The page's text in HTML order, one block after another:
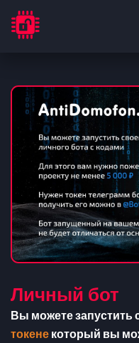
Личный бот
Вы можете запустить
токенекоторый вы